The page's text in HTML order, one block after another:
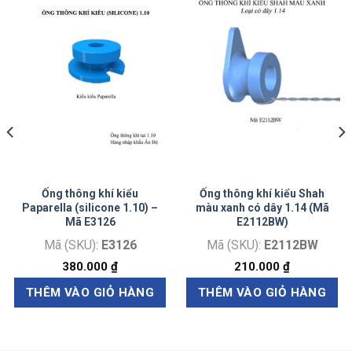
Ống thông khí kiểu
Paparella (silicone 1.10) –
Mã E3126
Mã (SKU): E3126
380.000 ₫
THÊM VÀO GIỎ HÀNG
Ống thông khí kiểu Shah
màu xanh có dây 1.14 (Mã
E2112BW)
Mã (SKU): E2112BW
210.000 ₫
THÊM VÀO GIỎ HÀNG